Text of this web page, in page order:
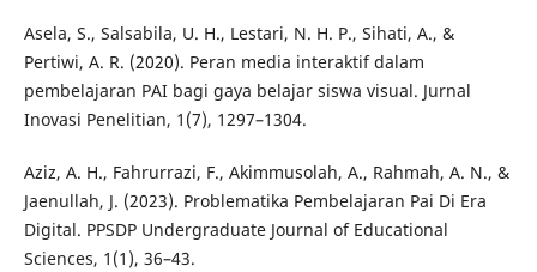
Asela, S., Salsabila, U. H., Lestari, N. H. P., Sihati, A., &
Pertiwi, A. R. (2020). Peran media interaktif dalam
pembelajaran PAI bagi gaya belajar siswa visual. Jurnal
Inovasi Penelitian, 1(7), 1297–1304.
Aziz, A. H., Fahrurrazi, F., Akimmusolah, A., Rahmah, A. N., &
Jaenullah, J. (2023). Problematika Pembelajaran Pai Di Era
Digital. PPSDP Undergraduate Journal of Educational
Sciences, 1(1), 36–43.